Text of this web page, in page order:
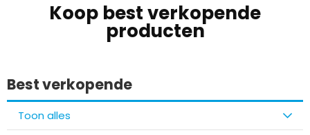
Koop best verkopende
producten
Best verkopende
Toon alles